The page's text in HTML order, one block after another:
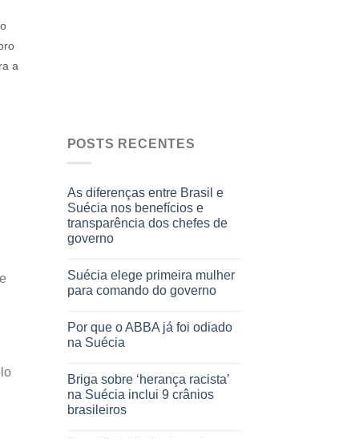
a
POSTS RECENTES
As diferenças entre Brasil e
Suécia nos benefícios e
transparência dos chefes de
governo
Suécia elege primeira mulher
para comando do governo
Por que o ABBA já foi odiado
na Suécia
Briga sobre ‘herança racista’
na Suécia inclui 9 crânios
brasileiros